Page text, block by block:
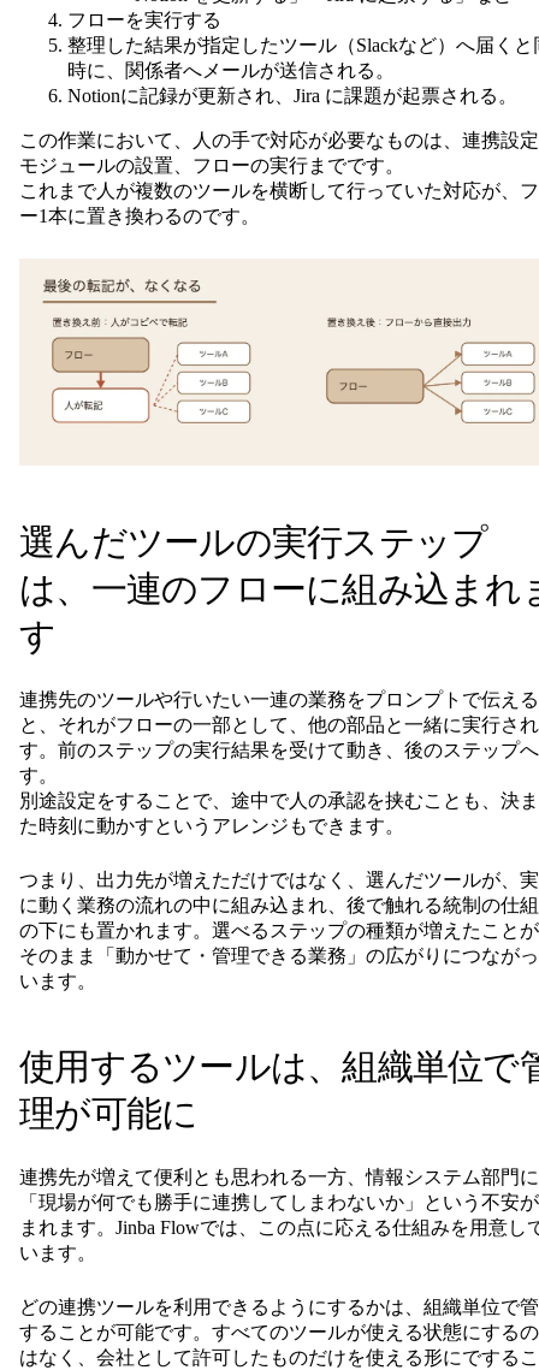
フローを実行する
整理した結果が指定したツール（Slackなど）へ届くと
時に、関係者へメールが送信される。
Notionに記録が更新され、Jira に課題が起票される。
この作業において、人の手で対応が必要なものは、連携設
モジュールの設置、フローの実行までです。
これまで人が複数のツールを横断して行っていた対応が、
ー1本に置き換わるのです。
選んだツールの実行ステップ
は、一連のフローに組み込まれ
す
連携先のツールや行いたい一連の業務をプロンプトで伝える
と、それがフローの一部として、他の部品と一緒に実行さ
す。前のステップの実行結果を受けて動き、後のステップ
す。
別途設定をすることで、途中で人の承認を挟むことも、決
た時刻に動かすというアレンジもできます。
つまり、出力先が増えただけではなく、選んだツールが、
に動く業務の流れの中に組み込まれ、後で触れる統制の仕
の下にも置かれます。選べるステップの種類が増えたこと
そのまま「動かせて・管理できる業務」の広がりにつなが
います。
使用するツールは、組織単位で
理が可能に
連携先が増えて便利とも思われる一方、情報システム部門
「現場が何でも勝手に連携してしまわないか」という不安
まれます。Jinba Flowでは、この点に応える仕組みを用意し
います。
どの連携ツールを利用できるようにするかは、組織単位で
することが可能です。すべてのツールが使える状態にする
はなく、会社として許可したものだけを使える形にでする